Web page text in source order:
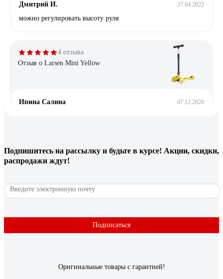
Дмитрий И. 27.04.2022
можно регулировать высоту руля
4 отзыва
Отзыв о Larsen Mini Yellow
Ирина Салина 07.12.2020
12 отзывов
Отзыв о NOVATRACK 110A.PSYCHO.BVT21
Ольга Л. 16.07.2022
Подпишитесь на рассылку и будьте в курсе! Акции, скидки,
распродажи ждут!
Подписаться
Оригинальные товары с гарантией!